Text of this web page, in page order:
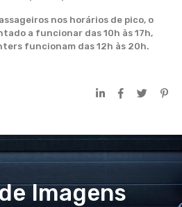
nos horários de pico, o
a funcionar das 10h às 17h,
funcionam das 12h às 20h.
Imagens